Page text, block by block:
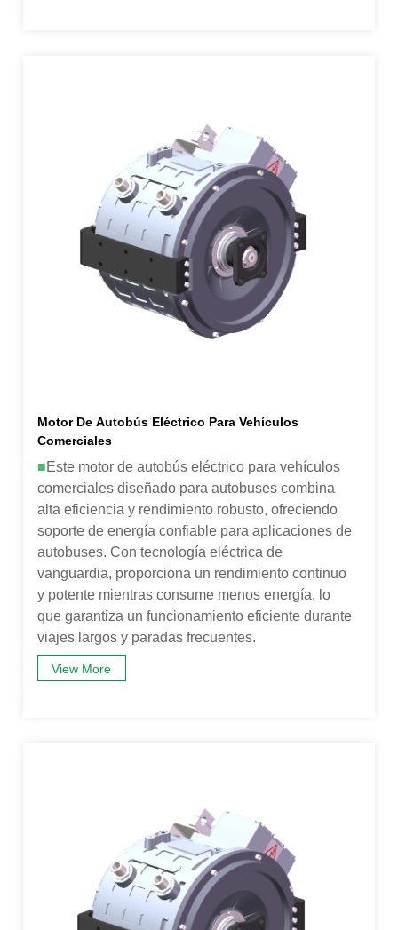
Motor De Autobús Eléctrico Para Vehículos
Comerciales
■Este motor de autobús eléctrico para vehículos
comerciales diseñado para autobuses combina
alta eficiencia y rendimiento robusto, ofreciendo
soporte de energía confiable para aplicaciones de
autobuses. Con tecnología eléctrica de
vanguardia, proporciona un rendimiento continuo
y potente mientras consume menos energía, lo
que garantiza un funcionamiento eficiente durante
viajes largos y paradas frecuentes.
View More